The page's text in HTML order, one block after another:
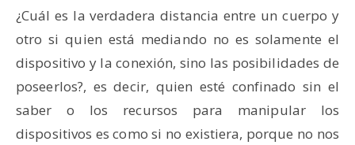
¿Cuál es la verdadera distancia entre un cuerpo y
otro si quien está mediando no es solamente el
dispositivo y la conexión, sino las posibilidades de
poseerlos?, es decir, quien esté confinado sin el
saber o los recursos para manipular los
dispositivos es como si no existiera, porque no nos